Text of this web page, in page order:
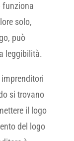
funziona
solo,
può
leggibilità.
si trovano
il logo
del logo